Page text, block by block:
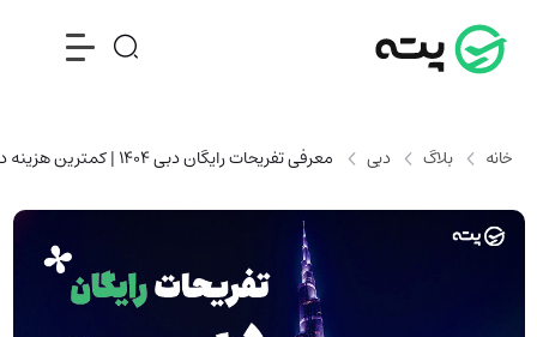
خانه بلاگ دبی معرفی تفریحات رایگان دبی 1404 | کمترین هزینه در سفر به یکی از لوکس ترین کشورها